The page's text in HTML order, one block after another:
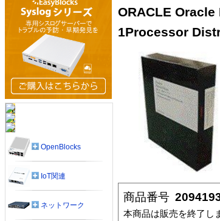
ORACLE
1Processor
商品番号
本商品は販売を終了し
OpenBlocks
IoT関連
ネットワーク